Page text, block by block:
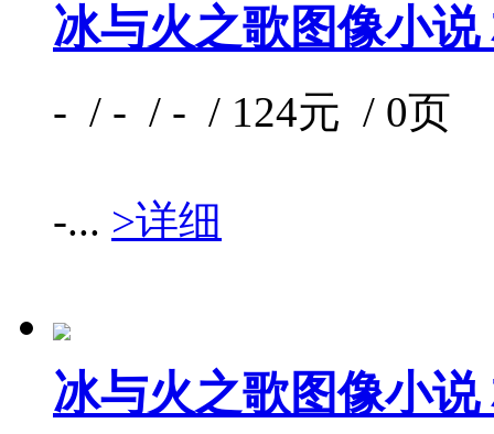
冰与火之歌图像小
- / - / - / 124元 / 0页
-... >详细
冰与火之歌图像小